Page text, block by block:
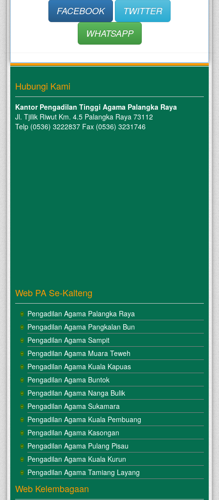
FACEBOOK
TWITTER
WHATSAPP
Hubungi Kami
Kantor Pengadilan Tinggi Agama Palangka Raya
Jl. Tjilik Riwut Km. 4.5 Palangka Raya 73112
Telp (0536) 3222837 Fax (0536) 3231746
Web PA Se-Kalteng
Pengadilan Agama Palangka Raya
Pengadilan Agama Pangkalan Bun
Pengadilan Agama Sampit
Pengadilan Agama Muara Teweh
Pengadilan Agama Kuala Kapuas
Pengadilan Agama Buntok
Pengadilan Agama Nanga Bulik
Pengadilan Agama Sukamara
Pengadilan Agama Kuala Pembuang
Pengadilan Agama Kasongan
Pengadilan Agama Pulang Pisau
Pengadilan Agama Kuala Kurun
Pengadilan Agama Tamiang Layang
Web Kelembagaan